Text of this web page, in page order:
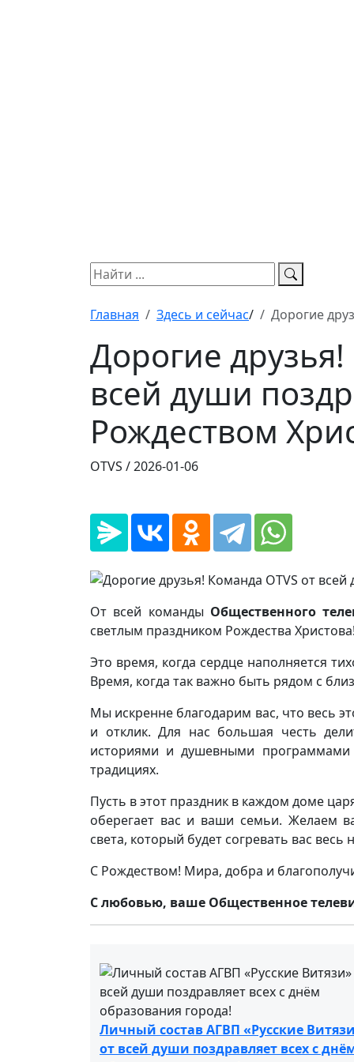
Главная Здесь и сейчас/ Дорогие
Дорогие
всей души
Рождеством
OTVS /2026-01-06
От всей команды Общественного
светлым праздником Рождества Христова!
Это время, когда сердце наполняется
Время, когда так важно быть рядом с
Мы искренне благодарим вас, что весь
и отклик. Для нас большая честь
историями и душевными
традициях.
Пусть в этот праздник в каждом доме
оберегает вас и ваши семьи. Желаем
света, который будет согревать вас весь
С Рождеством! Мира, добра и
С любовью, ваше Общественное
Личный состав АГВП «Русские
от всей души поздравляет всех с